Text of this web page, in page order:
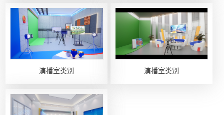
演播室类别 演播室类别